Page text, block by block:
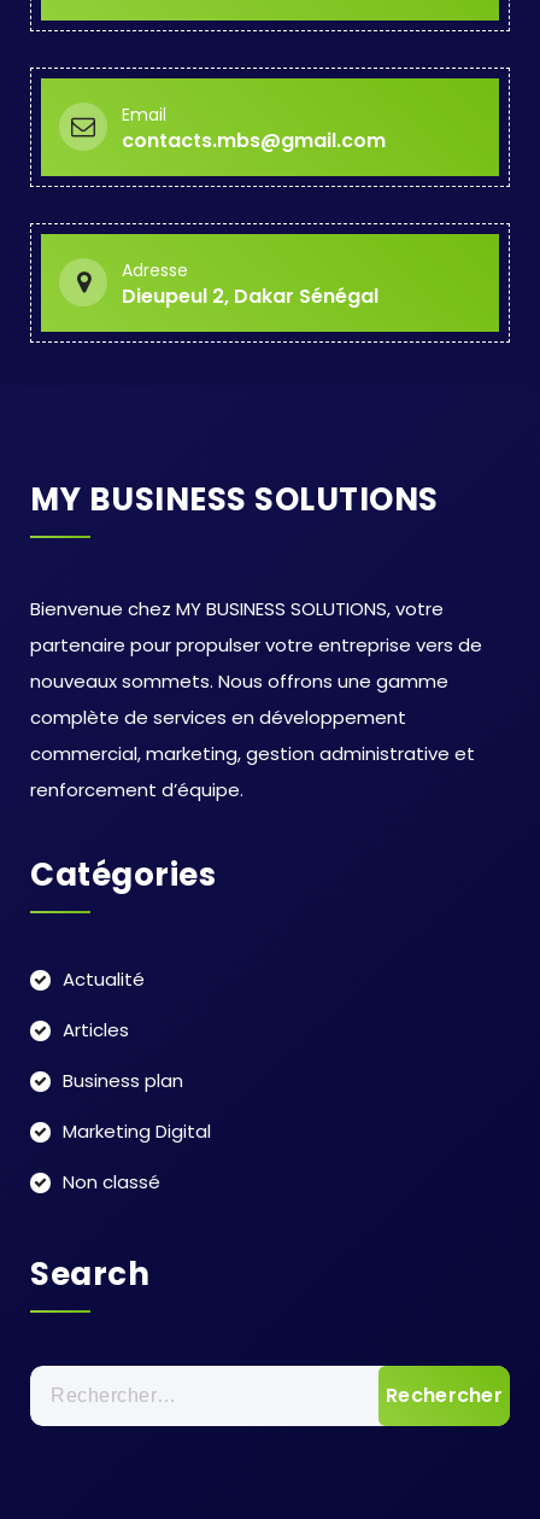
Email
contacts.mbs@gmail.com
Adresse
Dieupeul 2, Dakar Sénégal
MY BUSINESS SOLUTIONS
Bienvenue chez MY BUSINESS SOLUTIONS, votre
partenaire pour propulser votre entreprise vers de
nouveaux sommets. Nous offrons une gamme
complète de services en développement
commercial, marketing, gestion administrative et
renforcement d’équipe.
Catégories
Actualité
Articles
Business plan
Marketing Digital
Non classé
Search
Rechercher :